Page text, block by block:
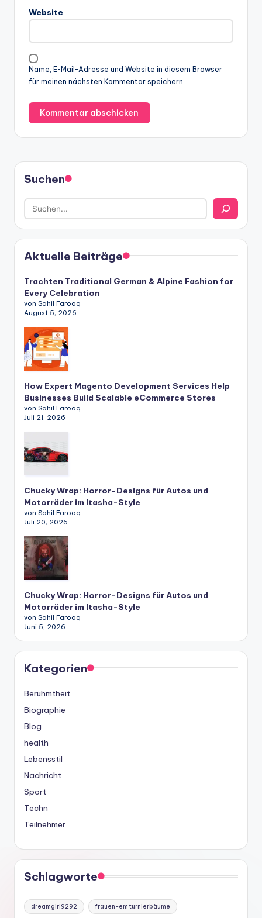
Website
Name, E-Mail-Adresse und Website in diesem Browser
für meinen nächsten Kommentar speichern.
Suchen
Aktuelle Beiträge
Trachten Traditional German & Alpine Fashion for
Every Celebration
von Sahil Farooq
August 5, 2026
How Expert Magento Development Services Help
Businesses Build Scalable eCommerce Stores
von Sahil Farooq
Juli 21, 2026
Chucky Wrap: Horror-Designs für Autos und
Motorräder im Itasha-Style
von Sahil Farooq
Juli 20, 2026
Chucky Wrap: Horror-Designs für Autos und
Motorräder im Itasha-Style
von Sahil Farooq
Juni 5, 2026
Kategorien
Berühmtheit
Biographie
Blog
health
Lebensstil
Nachricht
Sport
Techn
Teilnehmer
Schlagworte
dreamgirl9292 frauen-em turnierbäume